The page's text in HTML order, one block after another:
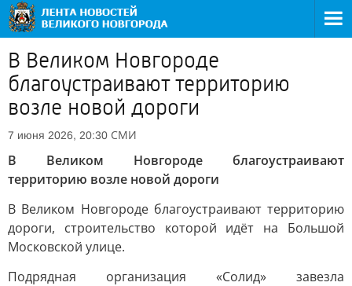
В Великом Новгороде
благоустраивают территорию
возле новой дороги
7 июня 2026, 20:30 СМИ
В Великом Новгороде благоустраивают
территорию возле новой дороги
В Великом Новгороде благоустраивают территорию
дороги, строительство которой идёт на Большой
Московской улице.
Подрядная организация «Солид» завезла